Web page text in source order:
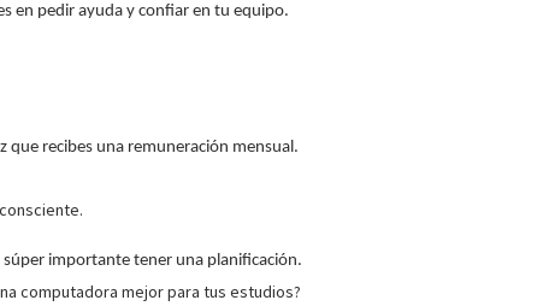
en pedir ayuda y confiar en tu equipo.
que recibes una remuneración mensual.
importante tener una planificación.
computadora mejor para tus estudios?